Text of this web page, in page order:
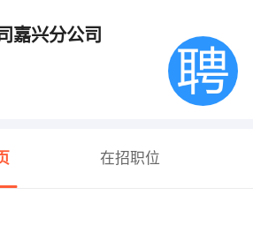
嘉兴分公司
在招职位